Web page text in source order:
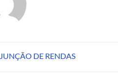
JUNÇÃO DE RENDAS